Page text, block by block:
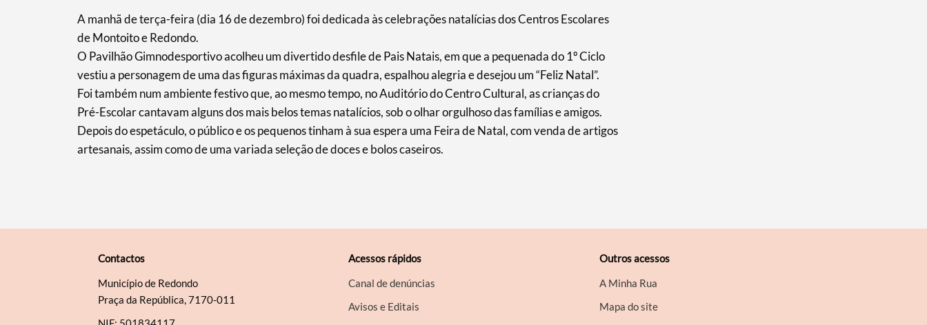
A manhã de terça-feira (dia 16 de dezembro) foi dedicada às celebrações natalícias dos Centros Escolares
de Montoito e Redondo.
O Pavilhão Gimnodesportivo acolheu um divertido desfile de Pais Natais, em que a pequenada do 1º Ciclo
vestiu a personagem de uma das figuras máximas da quadra, espalhou alegria e desejou um “Feliz Natal”.
Foi também num ambiente festivo que, ao mesmo tempo, no Auditório do Centro Cultural, as crianças do
Pré-Escolar cantavam alguns dos mais belos temas natalícios, sob o olhar orgulhoso das famílias e amigos.
Depois do espetáculo, o público e os pequenos tinham à sua espera uma Feira de Natal, com venda de artigos
artesanais, assim como de uma variada seleção de doces e bolos caseiros.
Contactos
Município de Redondo
Praça da República, 7170-011
Acessos rápidos
Canal de denúncias
Avisos e Editais
Outros acessos
A Minha Rua
Mapa do site